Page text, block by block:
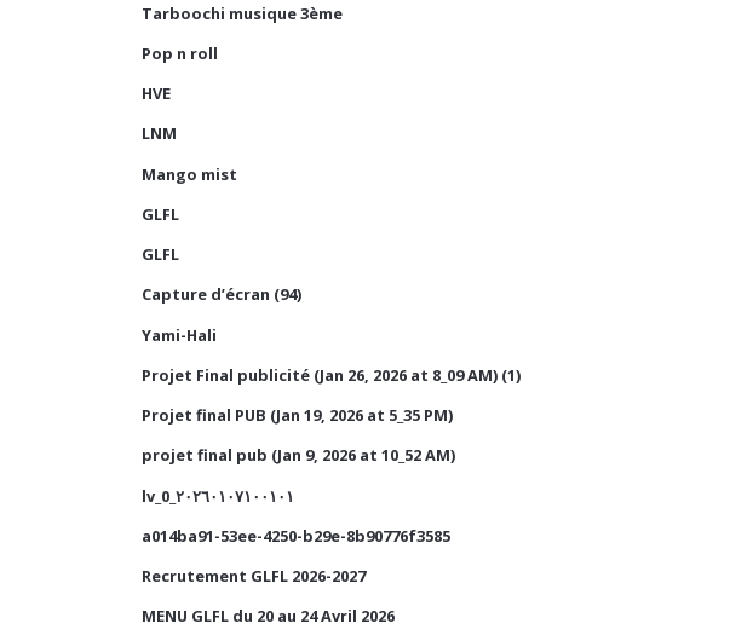
Tarboochi musique 3ème
Pop n roll
HVE
LNM
Mango mist
GLFL
GLFL
Capture d’écran (94)
Yami-Hali
Projet Final publicité (Jan 26, 2026 at 8_09 AM) (1)
Projet final PUB (Jan 19, 2026 at 5_35 PM)
projet final pub (Jan 9, 2026 at 10_52 AM)
lv_0_٢٠٢٦٠١٠٧١٠٠١٠١
a014ba91-53ee-4250-b29e-8b90776f3585
Recrutement GLFL 2026-2027
MENU GLFL du 20 au 24 Avril 2026